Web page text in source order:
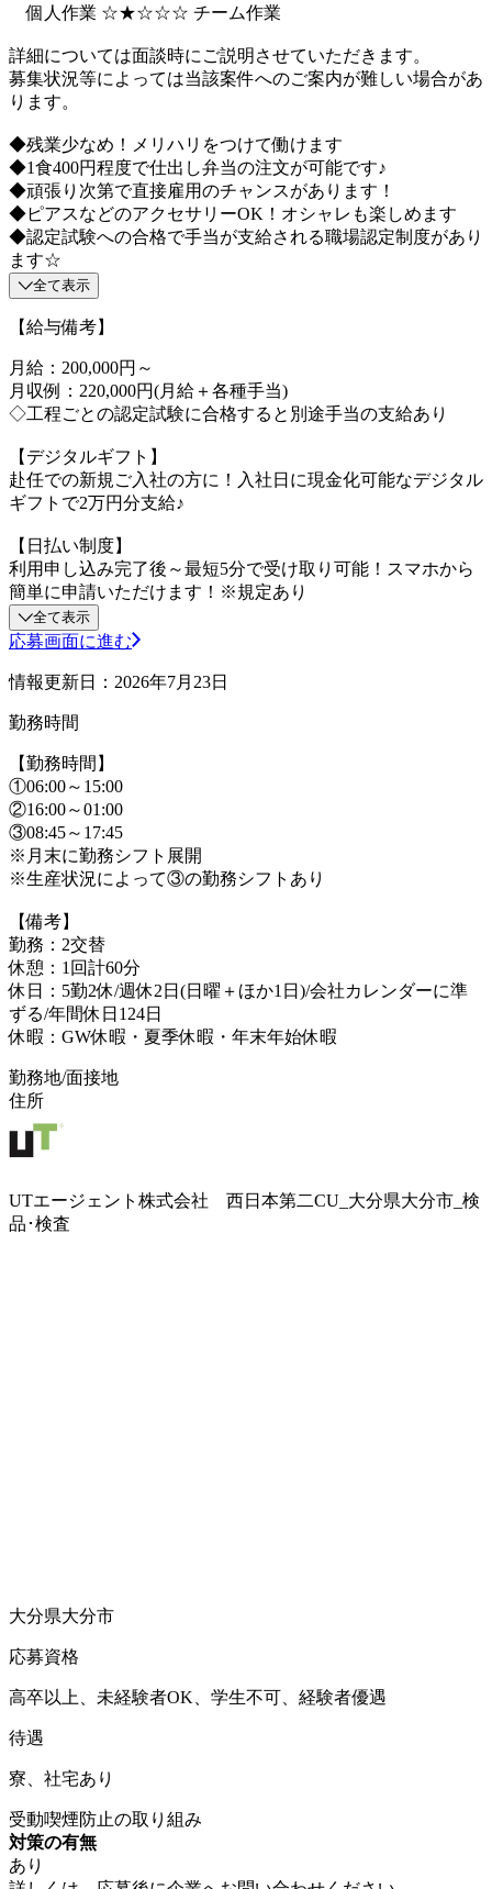
個人作業 ☆★☆☆☆ チーム作業
詳細については面談時にご説明させていただきます。
募集状況等によっては当該案件へのご案内が難しい場合があ
ります。
◆残業少なめ！メリハリをつけて働けます
◆1食400円程度で仕出し弁当の注文が可能です♪
◆頑張り次第で直接雇用のチャンスがあります！
◆ピアスなどのアクセサリーOK！オシャレも楽しめます
◆認定試験への合格で手当が支給される職場認定制度があり
ます☆
全て表示
【給与備考】
月給：200,000円～
月収例：220,000円(月給＋各種手当)
◇工程ごとの認定試験に合格すると別途手当の支給あり
【デジタルギフト】
赴任での新規ご入社の方に！入社日に現金化可能なデジタル
ギフトで2万円分支給♪
【日払い制度】
利用申し込み完了後～最短5分で受け取り可能！スマホから
簡単に申請いただけます！※規定あり
全て表示
応募画面に進む
情報更新日：2026年7月23日
勤務時間
【勤務時間】
①06:00～15:00
②16:00～01:00
③08:45～17:45
※月末に勤務シフト展開
※生産状況によって③の勤務シフトあり
【備考】
勤務：2交替
休憩：1回計60分
休日：5勤2休/週休2日(日曜＋ほか1日)/会社カレンダーに準
ずる/年間休日124日
休暇：GW休暇・夏季休暇・年末年始休暇
勤務地/面接地
住所
UTエージェント株式会社 西日本第二CU_大分県大分市_検
品･検査
大分県大分市
応募資格
高卒以上、未経験者OK、学生不可、経験者優遇
待遇
寮、社宅あり
受動喫煙防止の取り組み
対策の有無
あり